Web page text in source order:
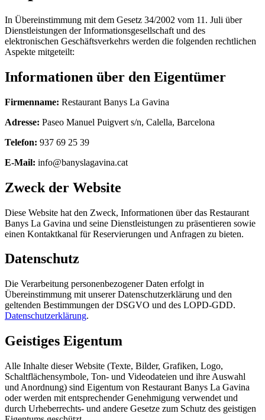
In Übereinstimmung mit dem Gesetz 34/2002 vom 11. Juli über
Dienstleistungen der Informationsgesellschaft und des
elektronischen Geschäftsverkehrs werden die folgenden rechtlichen
Aspekte mitgeteilt:
Informationen über den Eigentümer
Firmenname: Restaurant Banys La Gavina
Adresse: Paseo Manuel Puigvert s/n, Calella, Barcelona
Telefon: 937 69 25 39
E-Mail: info@banyslagavina.cat
Zweck der Website
Diese Website hat den Zweck, Informationen über das Restaurant
Banys La Gavina und seine Dienstleistungen zu präsentieren sowie
einen Kontaktkanal für Reservierungen und Anfragen zu bieten.
Datenschutz
Die Verarbeitung personenbezogener Daten erfolgt in
Übereinstimmung mit unserer Datenschutzerklärung und den
geltenden Bestimmungen der DSGVO und des LOPD-GDD.
Datenschutzerklärung.
Geistiges Eigentum
Alle Inhalte dieser Website (Texte, Bilder, Grafiken, Logo,
Schaltflächensymbole, Ton- und Videodateien und ihre Auswahl
und Anordnung) sind Eigentum von Restaurant Banys La Gavina
oder werden mit entsprechender Genehmigung verwendet und
durch Urheberrechts- und andere Gesetze zum Schutz des geistigen